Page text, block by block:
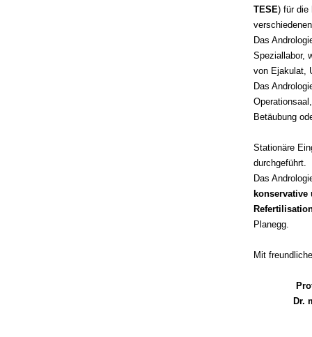
TESE) für die
Das
Speziallabor,
von Ejakulat,
Das
Betäubung
Stationäre
durchgeführt.
Das
konservative
Planegg.
Mit
Dr.